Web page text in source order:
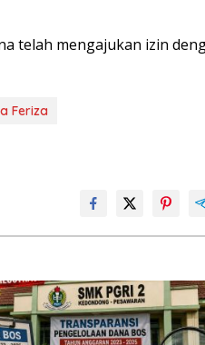
telah mengajukan izin
Feriza